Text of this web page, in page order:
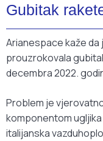
Gubitak
Arianespace kaže
prouzrokovala
decembra 2022.
Problem je
komponentom
italijanska